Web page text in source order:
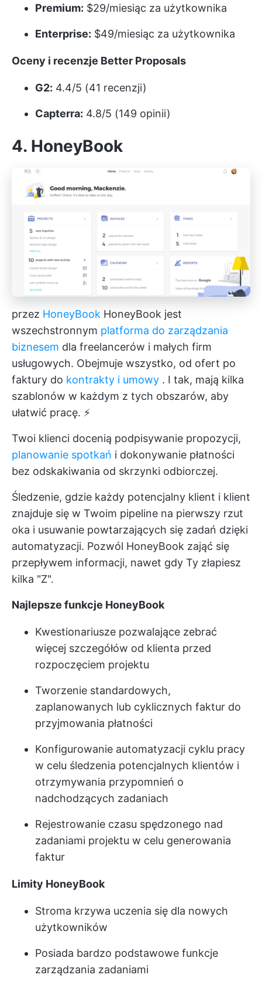
Premium: $29/miesiąc za użytkownika
Enterprise: $49/miesiąc za użytkownika
Oceny i recenzje Better Proposals
G2: 4.4/5 (41 recenzji)
Capterra: 4.8/5 (149 opinii)
4. HoneyBook
przez HoneyBook HoneyBook jest
wszechstronnym platforma do zarządzania
biznesem dla freelancerów i małych firm
usługowych. Obejmuje wszystko, od ofert po
faktury do kontrakty i umowy . I tak, mają kilka
szablonów w każdym z tych obszarów, aby
ułatwić pracę. ⚡
Twoi klienci docenią podpisywanie propozycji,
planowanie spotkań i dokonywanie płatności
bez odskakiwania od skrzynki odbiorczej.
Śledzenie, gdzie każdy potencjalny klient i klient
znajduje się w Twoim pipeline na pierwszy rzut
oka i usuwanie powtarzających się zadań dzięki
automatyzacji. Pozwól HoneyBook zająć się
przepływem informacji, nawet gdy Ty złapiesz
kilka "Z".
Najlepsze funkcje HoneyBook
Kwestionariusze pozwalające zebrać
więcej szczegółów od klienta przed
rozpoczęciem projektu
Tworzenie standardowych,
zaplanowanych lub cyklicznych faktur do
przyjmowania płatności
Konfigurowanie automatyzacji cyklu pracy
w celu śledzenia potencjalnych klientów i
otrzymywania przypomnień o
nadchodzących zadaniach
Rejestrowanie czasu spędzonego nad
zadaniami projektu w celu generowania
faktur
Limity HoneyBook
Stroma krzywa uczenia się dla nowych
użytkowników
Posiada bardzo podstawowe funkcje
zarządzania zadaniami